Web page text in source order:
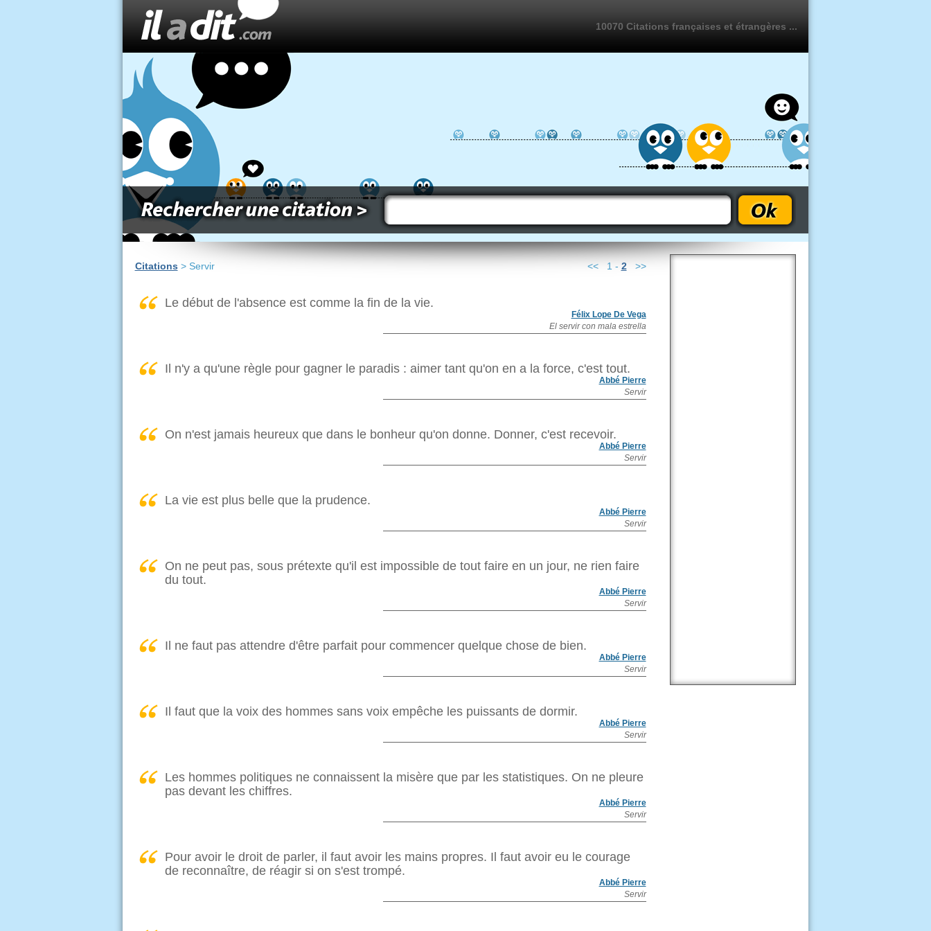
10070 Citations françaises et étrangères ...
Citations > Servir << 1 - 2>>
Le début de l'absence est comme la fin de la vie.
Félix Lope De Vega
El servir con mala estrella
Il n'y a qu'une règle pour gagner le paradis : aimer tant qu'on en a la force, c'est tout.
Abbé Pierre
Servir
On n'est jamais heureux que dans le bonheur qu'on donne. Donner, c'est recevoir.
Abbé Pierre
Servir
La vie est plus belle que la prudence.
Abbé Pierre
Servir
On ne peut pas, sous prétexte qu'il est impossible de tout faire en un jour, ne rien faire
du tout.
Abbé Pierre
Servir
Il ne faut pas attendre d'être parfait pour commencer quelque chose de bien.
Abbé Pierre
Servir
Il faut que la voix des hommes sans voix empêche les puissants de dormir.
Abbé Pierre
Servir
Les hommes politiques ne connaissent la misère que par les statistiques. On ne pleure
pas devant les chiffres.
Abbé Pierre
Servir
Pour avoir le droit de parler, il faut avoir les mains propres. Il faut avoir eu le courage
de reconnaître, de réagir si on s'est trompé.
Abbé Pierre
Servir